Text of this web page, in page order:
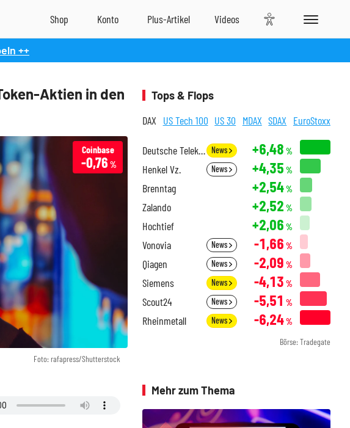
++
Aktien in den
Foto: rafapress/Shutterstock
Coinbase
-0,76 %
Tops & Flops
DAX US Tech 100 US 30 MDAX SDAX EuroStoxx
Deutsche Telekom News +6,48 %
Henkel Vz. News +4,35 %
Brenntag +2,54%
Zalando +2,52 %
Hochtief +2,06 %
Vonovia News -1,66 %
Qiagen News -2,09 %
Siemens News -4,13 %
Scout24 News -5,51 %
Rheinmetall News -6,24%
Börse: Tradegate
Mehr zum Thema